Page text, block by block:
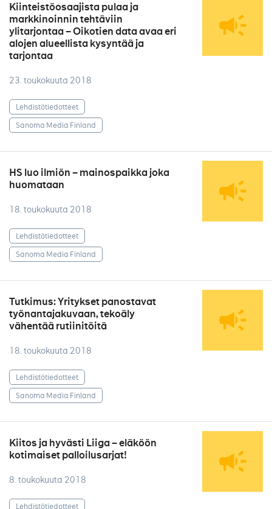
Kiinteistöosaajista pulaa ja
markkinoinnin tehtäviin
ylitarjontaa – Oikotien data avaa eri
alojen alueellista kysyntää ja
tarjontaa
23. toukokuuta 2018
Lehdistötiedotteet
Sanoma Media Finland
HS luo ilmiön – mainospaikka joka
huomataan
18. toukokuuta 2018
Lehdistötiedotteet
Sanoma Media Finland
Tutkimus: Yritykset panostavat
työnantajakuvaan, tekoäly
vähentää rutiinitöitä
18. toukokuuta 2018
Lehdistötiedotteet
Sanoma Media Finland
Kiitos ja hyvästi Liiga – eläköön
kotimaiset palloilusarjat!
8. toukokuuta 2018
Lehdistötiedotteet